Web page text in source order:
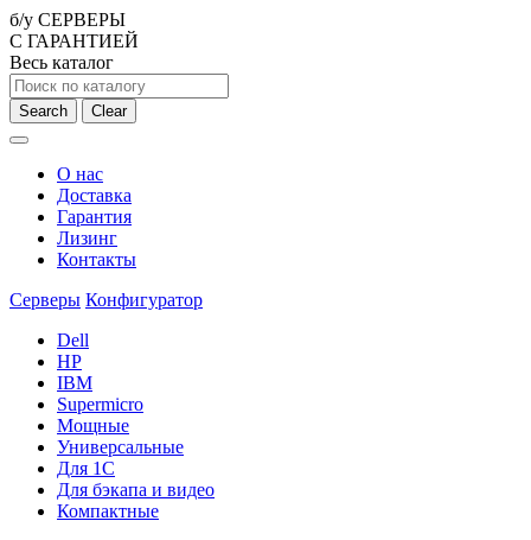
б/у СЕРВЕРЫ
С ГАРАНТИЕЙ
Весь каталог
Search Clear
О нас
Доставка
Гарантия
Лизинг
Контакты
Серверы Конфигуратор
Dell
HP
IBM
Supermicro
Мощные
Универсальные
Для 1С
Для бэкапа и видео
Компактные